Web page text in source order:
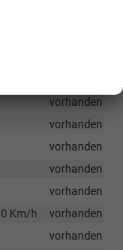
sowie
vorhanden
vorhanden
vorhanden
vorhanden
vorhanden
Km/h
vorhanden
vorhanden